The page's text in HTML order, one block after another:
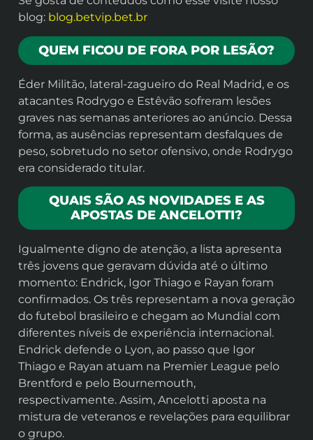
blog: blog.betvip.bet.br
QUEM FICOU DE FORA POR LESÃO?
Éder Militão, lateral-zagueiro do Real Madrid, e os
atacantes Rodrygo e Estêvão sofreram lesões
graves nas semanas anteriores ao anúncio. Dessa
forma, as ausências representam desfalques de
peso, sobretudo no setor ofensivo, onde Rodrygo
era considerado titular.
QUAIS SÃO AS NOVIDADES E AS
APOSTAS DE ANCELOTTI?
Igualmente digno de atenção, a lista apresenta
três jovens que geravam dúvida até o último
momento: Endrick, Igor Thiago e Rayan foram
confirmados. Os três representam a nova geração
do futebol brasileiro e chegam ao Mundial com
diferentes níveis de experiência internacional.
Endrick defende o Lyon, ao passo que Igor
Thiago e Rayan atuam na Premier League pelo
Brentford e pelo Bournemouth,
respectivamente. Assim, Ancelotti aposta na
mistura de veteranos e revelações para equilibrar
o grupo.